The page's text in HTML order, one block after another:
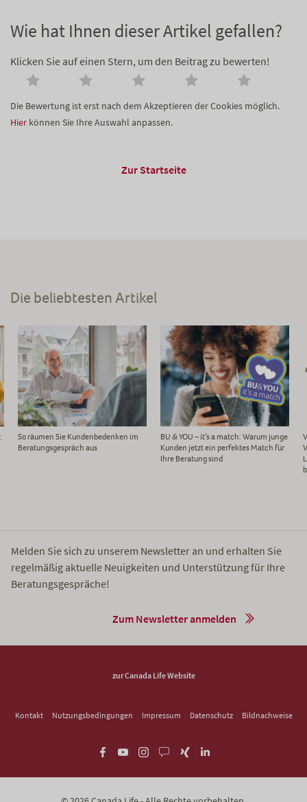
Wie hat Ihnen dieser Artikel gefallen?
Klicken Sie auf einen Stern, um den Beitrag zu bewerten!
Die Bewertung ist erst nach dem Akzeptieren der Cookies möglich.
Hier können Sie Ihre Auswahl anpassen.
Zur Startseite
Die beliebtesten Artikel
So räumen Sie Kundenbedenken im
Beratungsgespräch aus
BU & YOU – it’s a match: Warum junge
Kunden jetzt ein perfektes Match für
Ihre Beratung sind
Melden Sie sich zu unserem Newsletter an und erhalten Sie
regelmäßig aktuelle Neuigkeiten und Unterstützung für Ihre
Beratungsgespräche!
Zum Newsletter anmelden
zur Canada Life Website
Kontakt Nutzungsbedingungen Impressum Datenschutz Bildnachweise